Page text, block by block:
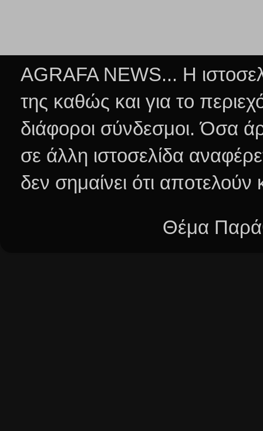
AGRAFA NEWS... Η
της καθώς και για το
διάφοροι σύνδεσμοι.Όσα
σε άλλη ιστοσελίδα
δεν σημαίνει ότι
Θέμα